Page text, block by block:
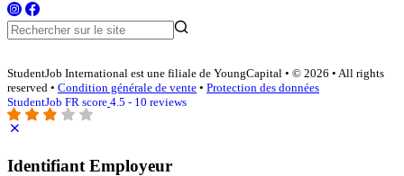
StudentJob International est une filiale de YoungCapital • © 2026 • All rights
reserved • Condition générale de vente • Protection des données
StudentJob FR score 4.5 - 10 reviews
Identifiant Employeur